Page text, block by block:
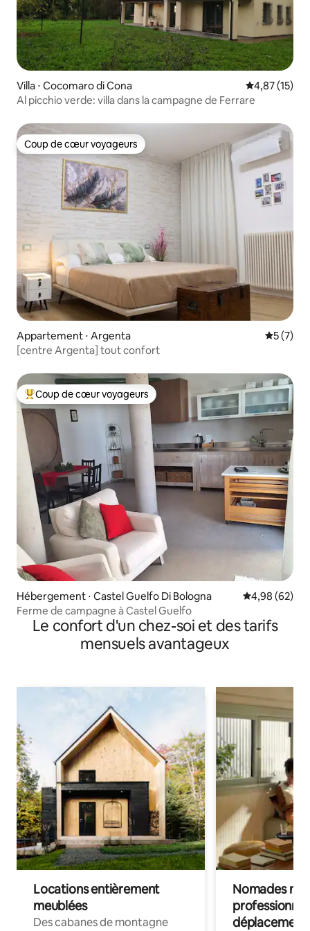
Villa ⋅ Cocomaro di Cona Évaluation
4,87 (15)
Al picchio verde: villa dans la campagne de Ferrare
Coup de cœur voyageurs
Coup de cœur voyageurs
Appartement ⋅ Argenta
5 (7)
[centre Argenta] tout confort
Coups de cœur voyageurs les plus appréciés
Coup de cœur voyageurs
Hébergement ⋅ Castel Guelfo Di Bologna Évaluation
4,98 (62)
Ferme de campagne à Castel Guelfo
Le confort d'un chez-soi et des tarifs
mensuels avantageux
Locations entièrement
meublées
Des cabanes de montagne
Nomades
déplacement